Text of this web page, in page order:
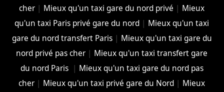
cher | Mieux qu'un taxi gare du nord privé | Mieux
qu'un taxi Paris privé gare du nord | Mieux qu'un taxi
gare du nord transfert Paris| Mieux qu'un taxi gare du
nord privé pas cher | Mieux qu'un taxi transfert gare
du nord Paris | Mieux qu'un taxi gare du nord pas
cher | Mieux qu'un taxi privé gare du Nord | Mieux